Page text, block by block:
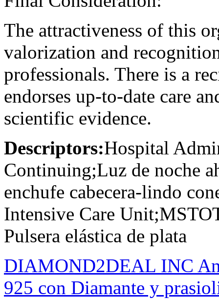
The attractiveness of this
valorization and
professionals. There is a
endorses up-to-date care
scientific evidence.
Descriptors:Hospital
Continuing;Luz de noche
enchufe cabecera-lindo
Intensive Care
Pulsera elástica de plata
DIAMOND2DEAL INC
925 con Diamante y